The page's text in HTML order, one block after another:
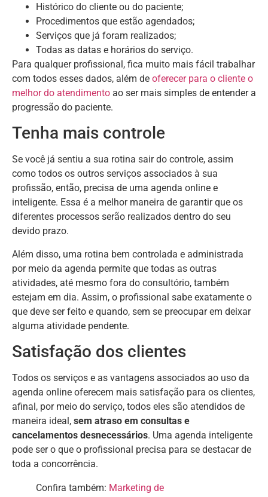
Histórico do cliente ou do paciente;
Procedimentos que estão agendados;
Serviços que já foram realizados;
Todas as datas e horários do serviço.
Para qualquer profissional, fica muito mais fácil trabalhar
com todos esses dados, além de oferecer para o cliente o
melhor do atendimento ao ser mais simples de entender a
progressão do paciente.
Tenha mais controle
Se você já sentiu a sua rotina sair do controle, assim
como todos os outros serviços associados à sua
profissão, então, precisa de uma agenda online e
inteligente. Essa é a melhor maneira de garantir que os
diferentes processos serão realizados dentro do seu
devido prazo.
Além disso, uma rotina bem controlada e administrada
por meio da agenda permite que todas as outras
atividades, até mesmo fora do consultório, também
estejam em dia. Assim, o profissional sabe exatamente o
que deve ser feito e quando, sem se preocupar em deixar
alguma atividade pendente.
Satisfação dos clientes
Todos os serviços e as vantagens associados ao uso da
agenda online oferecem mais satisfação para os clientes,
afinal, por meio do serviço, todos eles são atendidos de
maneira ideal, sem atraso em consultas e
cancelamentos desnecessários. Uma agenda inteligente
pode ser o que o profissional precisa para se destacar de
toda a concorrência.
Confira também: Marketing de